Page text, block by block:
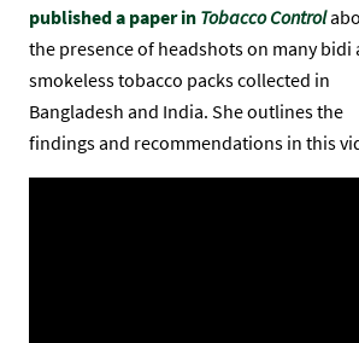
published a paper in Tobacco Control
the presence of headshots on many bidi
smokeless tobacco packs collected in
Bangladesh and India. She outlines the
findings and recommendations in this